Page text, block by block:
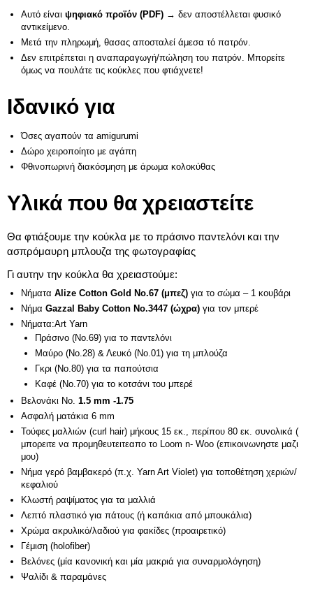
Αυτό είναι ψηφιακό προϊόν (PDF) → δεν αποστέλλεται φυσικό
αντικείμενο.
Μετά την πληρωμή, θασας αποσταλεί άμεσα τό πατρόν.
Δεν επιτρέπεται η αναπαραγωγή/πώληση του πατρόν. Μπορείτε
όμως να πουλάτε τις κούκλες που φτιάχνετε!
Ιδανικό για
Όσες αγαπούν τα amigurumi
Δώρο χειροποίητο με αγάπη
Φθινοπωρινή διακόσμηση με άρωμα κολοκύθας
Υλικά που θα χρειαστείτε
Θα φτιάξουμε την κούκλα με το πράσινο παντελόνι και την
ασπρόμαυρη μπλουζα της φωτογραφίας
Γι αυτην την κούκλα θα χρειαστούμε:
Νήματα Alize Cotton Gold No.67 (μπεζ) για το σώμα – 1 κουβάρι
Νήμα Gazzal Baby Cotton No.3447 (ώχρα) για τον μπερέ
Νήματα:Art Yarn
Πράσινο (No.69) για το παντελόνι
Μαύρο (No.28) & Λευκό (No.01) για τη μπλούζα
Γκρι (No.80) για τα παπούτσια
Καφέ (No.70) για το κοτσάνι του μπερέ
Βελονάκι Νο. 1.5 mm -1.75
Ασφαλή ματάκια 6 mm
Τούφες μαλλιών (curl hair) μήκους 15 εκ., περίπου 80 εκ. συνολικά (
μπορειτε να προμηθευτειτεαπο το Loom n- Woo (επικοινωνηστε μαζι
μου)
Νήμα γερό βαμβακερό (π.χ. Yarn Art Violet) για τοποθέτηση χεριών/
κεφαλιού
Κλωστή ραψίματος για τα μαλλιά
Λεπτό πλαστικό για πάτους (ή καπάκια από μπουκάλια)
Χρώμα ακρυλικό/λαδιού για φακίδες (προαιρετικό)
Γέμιση (holofiber)
Βελόνες (μία κανονική και μία μακριά για συναρμολόγηση)
Ψαλίδι & παραμάνες